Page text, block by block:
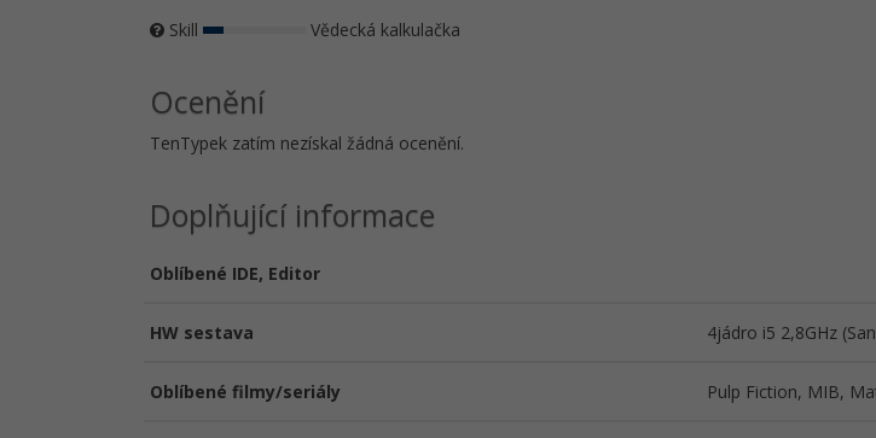
Skill Vědecká kalkulačka
Ocenění
TenTypek zatím nezískal žádná ocenění.
Doplňující informace
Oblíbené IDE, Editor
HW sestava 4jádro i5 2,8GHz
Oblíbené filmy/seriály Pulp Fiction, MIB,